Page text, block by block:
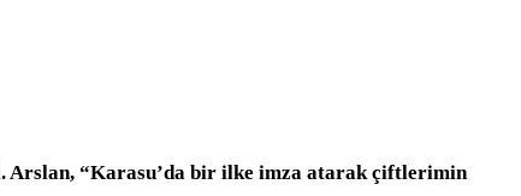
Arslan, “Karasu’da bir ilke imza atarak çiftlerimin